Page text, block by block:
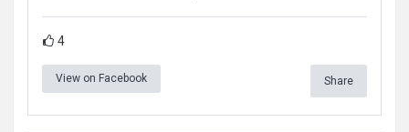
4
View on Facebook Share